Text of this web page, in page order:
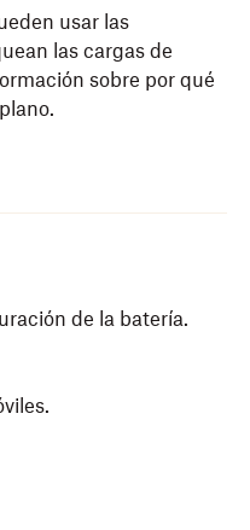
usar las
las cargas de
sobre por qué
de la batería.